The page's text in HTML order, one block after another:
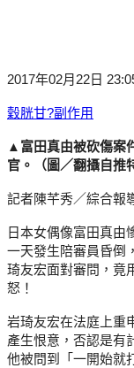
2017年02月22日
穀胱甘?副作用
▲富田真由被砍傷案
官。（圖／翻攝自推
記者陳芊秀／綜合報
日本女偶像富田真由
一天發生陪審員昏倒
琦友宏面對審問，竟
怒！
岩琦友宏在法庭上重
產生恨意，否認是有
他被問到「一開始就